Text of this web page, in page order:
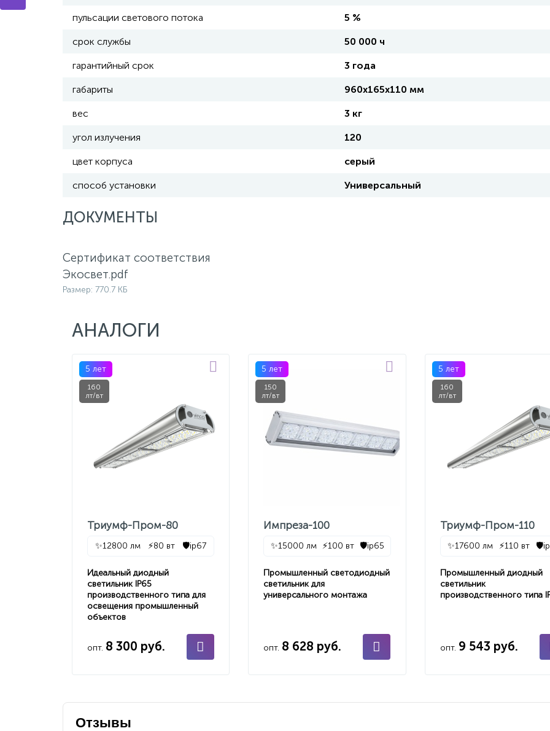
пульсации светового потока 5 %
срок службы 50 000 ч
гарантийный срок 3 года
габариты 960х165х110 мм
вес 3 кг
угол излучения 120
цвет корпуса серый
способ установки Универсальный
ДОКУМЕНТЫ
Сертификат соответствия
Экосвет.pdf
Размер: 770.7 КБ
АНАЛОГИ
5 лет
160
лт/вт
Триумф-Пром-80
✨12800 лм ⚡80 вт 🛡️ip67
Идеальный диодный
светильник IP65
производственного типа для
освещения промышленный
объектов
опт. 8 300 руб.
5 лет
150
лт/вт
Импреза-100
✨15000 лм ⚡100 вт 🛡️ip65
Промышленный светодиодный
светильник для
универсального монтажа
опт. 8 628 руб.
5 лет
160
лт/вт
Триумф-Пром-110
✨17600 лм ⚡110 вт 🛡️
Промышленный диодный
светильник
производственного типа
опт. 9 543 руб.
Отзывы